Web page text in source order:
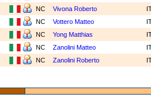
NC Vivona Roberto
NC Vottero Matteo
NC Yong Matthias
NC Zanolini Matteo
NC Zanolini Roberto